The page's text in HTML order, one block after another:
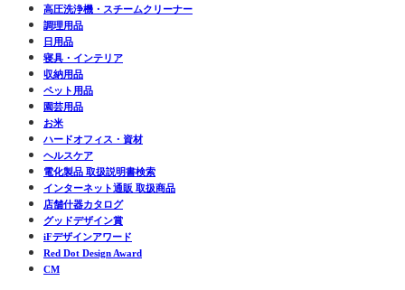
高圧洗浄機・スチームクリーナー
調理用品
日用品
寝具・インテリア
収納用品
ペット用品
園芸用品
お米
ハードオフィス・資材
ヘルスケア
電化製品 取扱説明書検索
インターネット通販 取扱商品
店舗什器カタログ
グッドデザイン賞
iFデザインアワード
Red Dot Design Award
CM